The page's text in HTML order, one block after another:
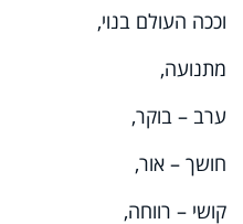
וככה העולם בנוי,
מתנועה,
ערב – בוקר,
חושך – אור,
קושי – רווחה,